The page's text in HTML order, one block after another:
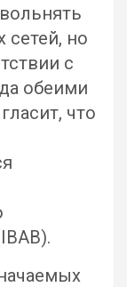
сетей, но
с
обеими
что